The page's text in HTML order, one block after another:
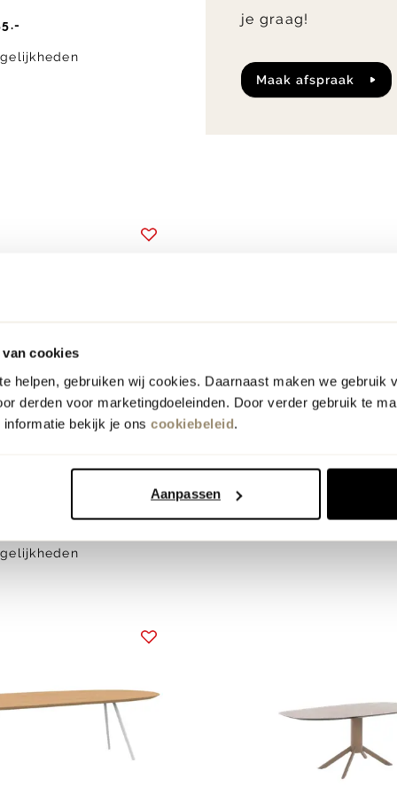
cookies
helpen, gebruiken wij cookies. Daarnaast maken we gebruik
derden voor marketingdoeleinden. Door verder gebruik te
bekijk je ons cookiebeleid.
Aanpassen
Feelings Wonen
Geronimo Eettafel
van1308.-voor 1299.-
je graag!
maak afspraak